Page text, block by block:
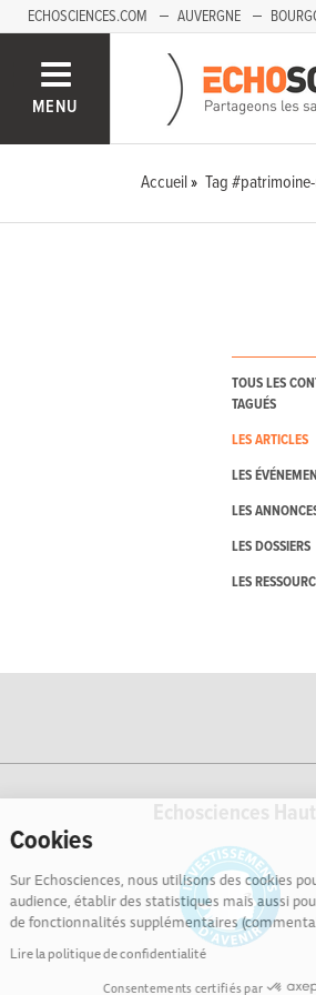
Cookies
Sur Echosciences, nous utilisons des
audience, établir des statistiques mais
de fonctionnalités supplémentaires
Lire la politique de confidentialité
Consentements certifiés par
ECHOSCIENCES.COM AUVERGNE
SAVOIE MONT-BLANC
MENU
Accueil Tag
TOUS LES
TAGUÉS
LES ARTICLES
LES
LES
LES DOSSIERS
LES
Echosciences